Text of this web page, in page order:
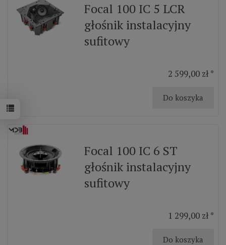
Focal 100 IC 5 LCR
głośnik instalacyjny
sufitowy
2 599,00 zł *
Do koszyka
Focal 100 IC 6 ST
głośnik instalacyjny
sufitowy
1 299,00 zł *
Do koszyka